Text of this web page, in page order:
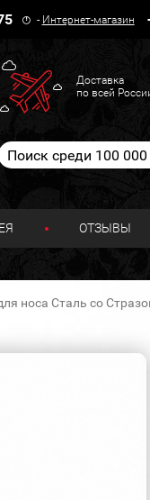
- Интернет-магазин
Доставка
по всей
ОТЗЫВЫ
носа Сталь со